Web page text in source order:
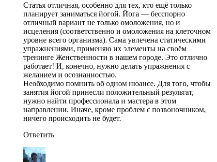
Статья отличная, особенно для тех, кто ещё только
планирует заниматься йогой. Йога — бесспорно
отличный вариант не только омоложения, но и
исцеления (соответственно и омоложения на клеточном
уровне всего организма). Сама увлечена статическими
упражнениями, применяю их элементы на своём
тренинге Женственности в нашем городе. Это отлично
работает! И, конечно, нужно делать упражнения с
желанием и осознанностью.
Необходимо помнить об одном нюансе. Для того, чтобы
занятия йогой принесли положительный результат,
нужно найти профессионала и мастера в этом
направлении. Иначе, кроме проблем с позвоночником,
ничего происходить не будет.
Ответить